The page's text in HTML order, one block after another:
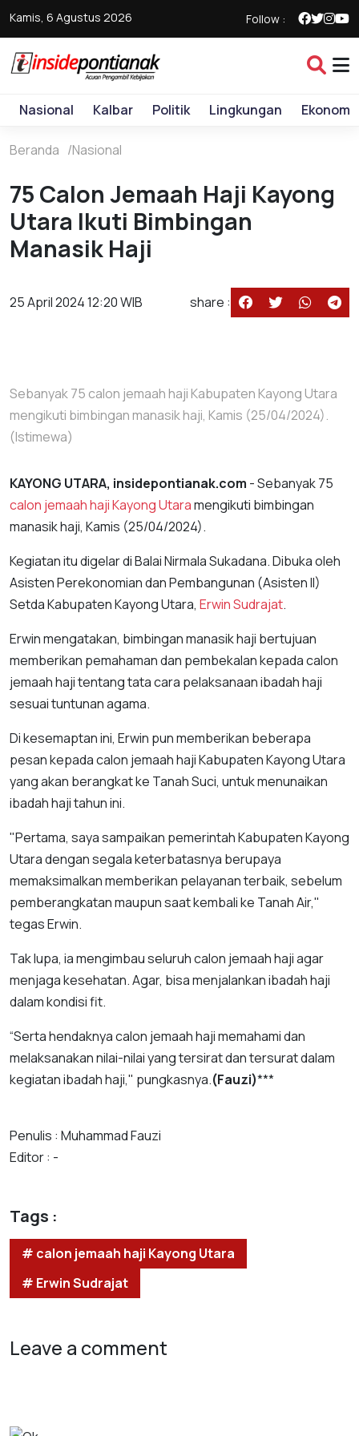
Kamis, 6 Agustus 2026 Follow :
Nasional Kalbar Politik Lingkungan Ekonomi
Beranda Nasional
75 Calon Jemaah Haji Kayong
Utara Ikuti Bimbingan
Manasik Haji
25 April 2024 12:20 WIB share :
Sebanyak 75 calon jemaah haji Kabupaten Kayong Utara
mengikuti bimbingan manasik haji, Kamis (25/04/2024).
(Istimewa)
KAYONG UTARA, insidepontianak.com - Sebanyak 75
calon jemaah haji Kayong Utaramengikuti bimbingan
manasik haji, Kamis (25/04/2024).
Kegiatan itu digelar di Balai Nirmala Sukadana. Dibuka oleh
Asisten Perekonomian dan Pembangunan (Asisten II)
Setda Kabupaten Kayong Utara, Erwin Sudrajat.
Erwin mengatakan, bimbingan manasik haji bertujuan
memberikan pemahaman dan pembekalan kepada calon
jemaah haji tentang tata cara pelaksanaan ibadah haji
sesuai tuntunan agama.
Di kesemaptan ini, Erwin pun memberikan beberapa
pesan kepada calon jemaah haji Kabupaten Kayong Utara
yang akan berangkat ke Tanah Suci, untuk menunaikan
ibadah haji tahun ini.
"Pertama, saya sampaikan pemerintah Kabupaten Kayong
Utara dengan segala keterbatasnya berupaya
memaksimalkan memberikan pelayanan terbaik, sebelum
pemberangkatan maupun saat kembali ke Tanah Air,"
tegas Erwin.
Tak lupa, ia mengimbau seluruh calon jemaah haji agar
menjaga kesehatan. Agar, bisa menjalankan ibadah haji
dalam kondisi fit.
“Serta hendaknya calon jemaah haji memahami dan
melaksanakan nilai-nilai yang tersirat dan tersurat dalam
kegiatan ibadah haji," pungkasnya.(Fauzi)***
Penulis : Muhammad Fauzi
Editor : -
Tags :
# calon jemaah haji Kayong Utara
# Erwin Sudrajat
Leave a comment